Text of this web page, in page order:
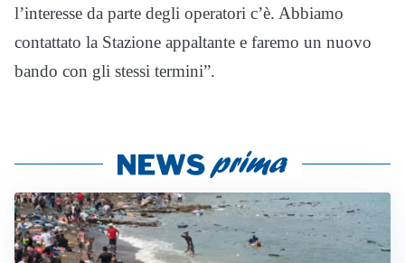
l’interesse da parte degli operatori c’è. Abbiamo
contattato la Stazione appaltante e faremo un nuovo
bando con gli stessi termini”.